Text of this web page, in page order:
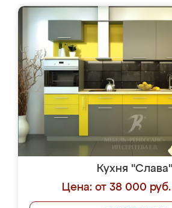
Кухня "Слава"
Цена: от 38 000